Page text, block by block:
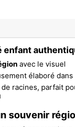
enfant
avec le visuel
élaboré
de racines, parfait
souvenir